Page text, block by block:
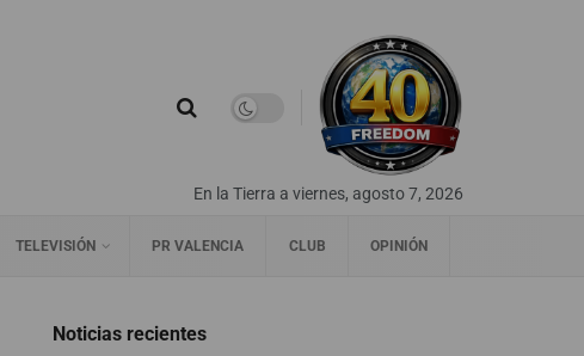
En la Tierra a viernes, agosto 7, 2026
TELEVISIÓN PR VALENCIA CLUB OPINIÓN
Noticias recientes